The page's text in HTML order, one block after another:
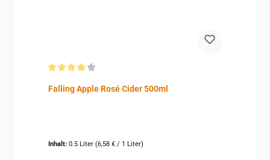
Falling Apple Rosé Cider 500ml
Inhalt: 0.5 Liter (6,58 € / 1 Liter)